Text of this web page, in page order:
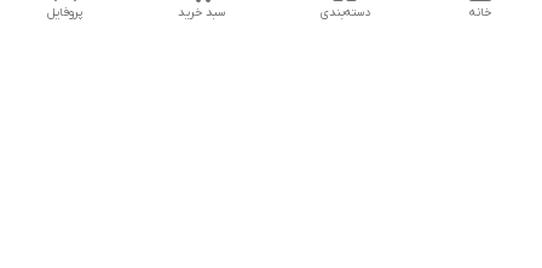
پروفایل سبد خرید دسته‌بندی خانه